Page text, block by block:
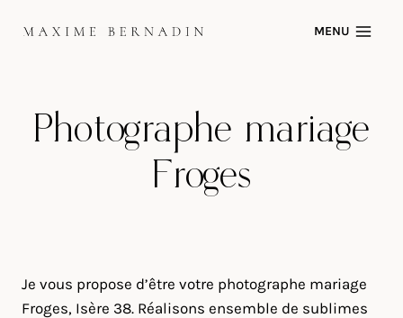
MENU
Photographe mariage
Froges
Je vous propose d’être votre photographe mariage
Froges, Isère 38. Réalisons ensemble de sublimes